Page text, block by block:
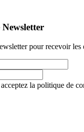
pour recevoir les
la politique de